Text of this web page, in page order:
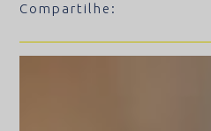
Compartilhe: